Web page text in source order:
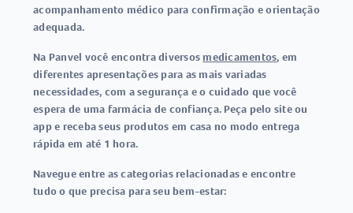
acompanhamento médico para confirmação e orientação
adequada.
Na Panvel você encontra diversos medicamentos, em
diferentes apresentações para as mais variadas
necessidades, com a segurança e o cuidado que você
espera de uma farmácia de confiança. Peça pelo site ou
app e receba seus produtos em casa no modo entrega
rápida em até 1 hora.
Navegue entre as categorias relacionadas e encontre
tudo o que precisa para seu bem-estar: